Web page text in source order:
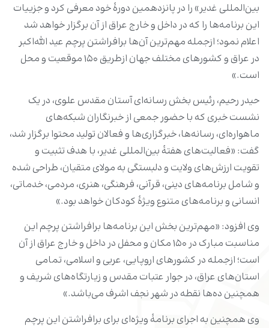
بین‌المللی غدیر» را در پانزدهمین دورۀ خود معرفی کرد و جزییات
این برنامه‌ها را که در داخل و خارج عراق از آن برگزار خواهد شد
اعلام نمود؛ ازجمله مهم‌ترین آن‌ها برافراشتن پرچم عید الله‌اکبر
در عراق و کشورهای مختلف جهان ازطریق ۱۵۰ موقعیت و محل
است.»
حیدر رحیم، رئیس بخش رسانه‌ای آستان مقدس علوی، در یک
نشست خبری که با حضور جمعی از خبرنگاران شبکه‌های
ماهواره‌ای، رسانه‌ها، خبرگزاری‌ها و فعالان تولید محتوا برگزار شد،
گفت: «فعالیت‌های هفتۀ بین‌المللی غدیر، با هدف تثبیت و
تقویت ارزش‌های ولایت و دلبستگی به مولای متقیان، طراحی شده
و شامل برنامه‌های دینی، قرآنی، فرهنگی، هنری، مردمی، خدماتی،
انسانی و برنامه‌های متنوع ویژۀ کودکان خواهد بود.»
وی افزود: «مهم‌ترین بخش این برنامه‌ها برافراشتن پرچم این
مناسبت مبارک در ۱۵۰ مکان و محفل در داخل و خارج عراق از آن
است؛ ازجمله در کشورهای اروپایی، عربی و اسلامی، تمامی
استان‌های عراق، در جوار عتبات مقدس و زیارتگاه‌های شریف و
همچنین ده‌ها نقطه در شهر نجف اشرف می‌باشد.»
وی همچنین به اجرای برنامۀ ویژه‌ای برای برافراشتن این پرچم